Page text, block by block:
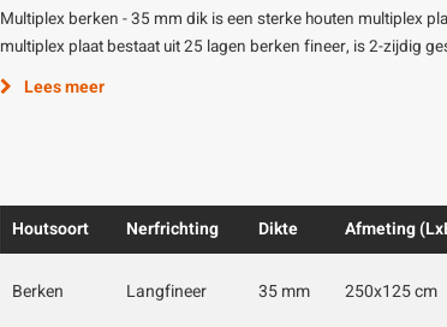
Multiplex berken - 35 mm dik is een sterke houten multiplex
multiplex plaat bestaat uit 25 lagen berken fineer, is 2-zijdig
Lees meer
Houtsoort Nerfrichting Dikte Afmeting
Berken Langfineer 35 mm 250x125 cm